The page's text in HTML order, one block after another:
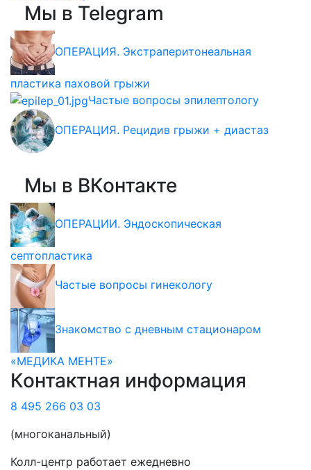
Мы в Telegram
ОПЕРАЦИЯ. Экстраперитонеальная
пластика паховой грыжи
Частые вопросы эпилептологу
ОПЕРАЦИЯ. Рецидив грыжи + диастаз
Мы в ВКонтакте
ОПЕРАЦИИ. Эндоскопическая
септопластика
Частые вопросы гинекологу
Знакомство с дневным стационаром
«МЕДИКА МЕНТЕ»
Контактная информация
8 495 266 03 03
(многоканальный)
Колл-центр работает ежедневно